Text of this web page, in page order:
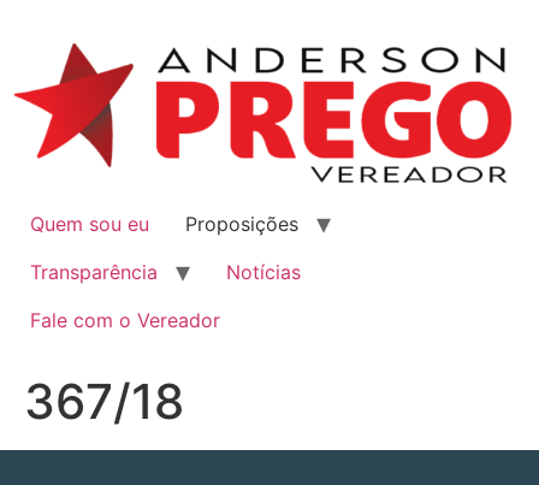
Quem sou eu
Proposições
Transparência
Notícias
Fale com o Vereador
367/18